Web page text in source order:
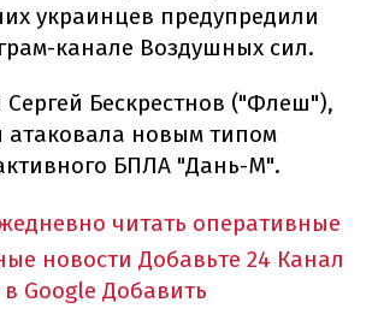
украинцев предупредили
канале Воздушных сил.
Бескрестнов ("Флеш"),
атаковала новым типом
БПЛА "Дань-М".
читать оперативные
новости Добавьте 24 Канал
Google Добавить